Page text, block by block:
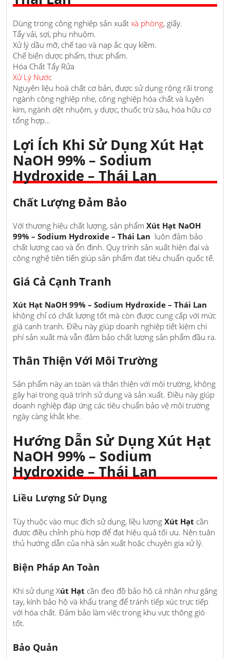
Dùng trong công nghiệp sản xuất xà phòng, giấy.
Tẩy vải, sợi, phụ nhuộm.
Xử lý dầu mỡ, chế tạo và nạp ắc quy kiềm.
Chế biến dược phẩm, thực phẩm.
Hóa Chất Tẩy Rửa
Xử Lý Nước
Nguyên liệu hoá chất cơ bản, được sử dụng rộng rãi trong
ngành công nghiệp nhẹ, công nghiệp hóa chất và luyện
kim, ngành dệt nhuộm, y dược, thuốc trừ sâu, hóa hữu cơ
tổng hợp…
Lợi Ích Khi Sử Dụng Xút Hạt
NaOH 99% – Sodium
Hydroxide – Thái Lan
Chất Lượng Đảm Bảo
Với thương hiệu chất lượng, sản phẩm Xút Hạt NaOH
99% – Sodium Hydroxide – Thái Lan luôn đảm bảo
chất lượng cao và ổn định. Quy trình sản xuất hiện đại và
công nghệ tiên tiến giúp sản phẩm đạt tiêu chuẩn quốc tế.
Giá Cả Cạnh Tranh
Xút Hạt NaOH 99% – Sodium Hydroxide – Thái Lan
không chỉ có chất lượng tốt mà còn được cung cấp với mức
giá cạnh tranh. Điều này giúp doanh nghiệp tiết kiệm chi
phí sản xuất mà vẫn đảm bảo chất lượng sản phẩm đầu ra.
Thân Thiện Với Môi Trường
Sản phẩm này an toàn và thân thiện với môi trường, không
gây hại trong quá trình sử dụng và sản xuất. Điều này giúp
doanh nghiệp đáp ứng các tiêu chuẩn bảo vệ môi trường
ngày càng khắt khe.
Hướng Dẫn Sử Dụng Xút Hạt
NaOH 99% – Sodium
Hydroxide – Thái Lan
Liều Lượng Sử Dụng
Tùy thuộc vào mục đích sử dụng, liều lượng Xút Hạt cần
được điều chỉnh phù hợp để đạt hiệu quả tối ưu. Nên tuân
thủ hướng dẫn của nhà sản xuất hoặc chuyên gia xử lý.
Biện Pháp An Toàn
Khi sử dụng Xút Hạt cần đeo đồ bảo hộ cá nhân như găng
tay, kính bảo hộ và khẩu trang để tránh tiếp xúc trực tiếp
với hóa chất. Đảm bảo làm việc trong khu vực thông gió
tốt.
Bảo Quản